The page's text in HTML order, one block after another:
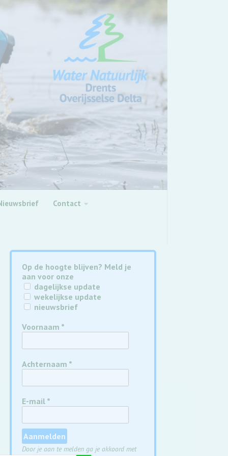
Contact
Op de hoogte blijven? Meld je
aan voor onze
dagelijkse update
wekelijkse update
nieuwsbrief
Voornaam *
Achternaam *
E-mail *
Door je aan te melden ga je akkoord met